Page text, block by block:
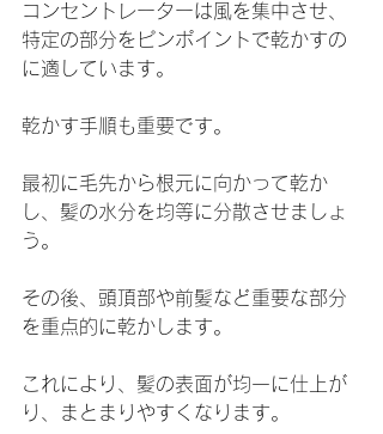
コンセントレーターは風を集中させ、
特定の部分をピンポイントで乾かすの
に適しています。
乾かす手順も重要です。
最初に毛先から根元に向かって乾か
し、髪の水分を均等に分散させましょ
う。
その後、頭頂部や前髪など重要な部分
を重点的に乾かします。
これにより、髪の表面が均一に仕上が
り、まとまりやすくなります。